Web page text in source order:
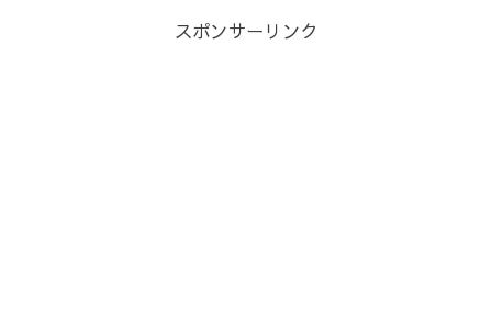
スポンサーリンク